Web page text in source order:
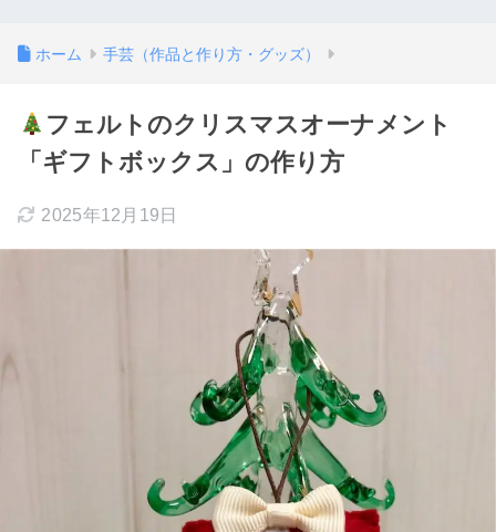
ホーム 手芸（作品と作り方・グッズ）
フェルトのクリスマスオーナメント
「ギフトボックス」の作り方
2025年12月19日